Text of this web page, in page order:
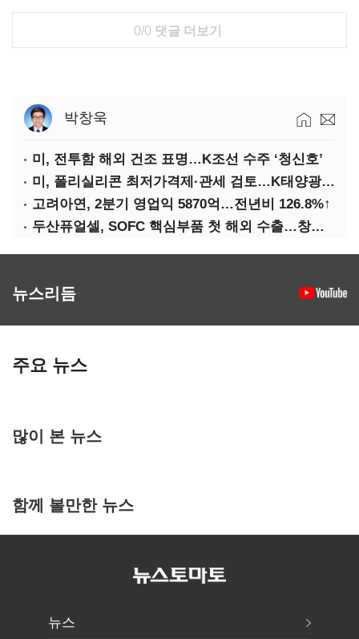
0/0 댓글 더보기
박창욱
미, 전투함 해외 건조 표명…K조선 수주 ‘청신호’
미, 폴리실리콘 최저가격제·관세 검토…K태양광 입지 확대 기대
고려아연, 2분기 영업익 5870억…전년비 126.8%↑
두산퓨얼셀, SOFC 핵심부품 첫 해외 수출…창사 이래 최대 규모
뉴스리듬
주요 뉴스
많이 본 뉴스
함께 볼만한 뉴스
뉴스